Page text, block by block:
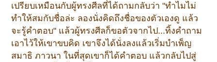
เปรียบเหมือนกับผู้ทรงศีลที่ได้ถามกลับว่า "ทำไมไม่
ทำให้สมกับชื่อล่ะ ลองนั่งคิดถึงชื่อของตัวเองดู แล้ว
จะรู้คำตอบ" แล้วผู้ทรงศีลก็ขอตัวจากไป...ทิ้งคำถาม
เอาไว้ให้เขาขบคิด เขาจึงได้นั่งลงแล้วเริ่มบำเพ็ญ
สมาธิ ภาวนา ในที่สุดเขาก็ได้คำตอบ แล้วกลับไปสู่